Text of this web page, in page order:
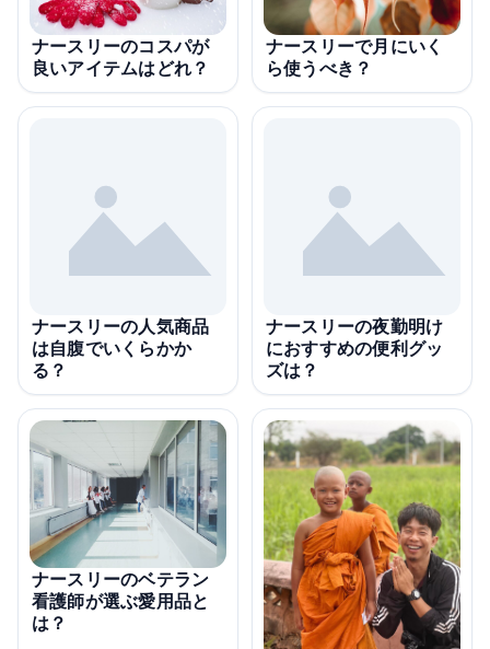
ナースリーのコスパが
良いアイテムはどれ？
ナースリーで月にいく
ら使うべき？
ナースリーの人気商品
は自腹でいくらかか
る？
ナースリーの夜勤明け
におすすめの便利グッ
ズは？
ナースリーのベテラン
看護師が選ぶ愛用品と
は？